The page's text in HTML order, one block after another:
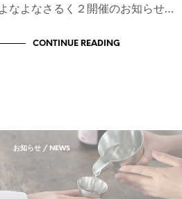
よなよなさるく２開催のお知らせ…
CONTINUE READING
お知らせ / NEWS